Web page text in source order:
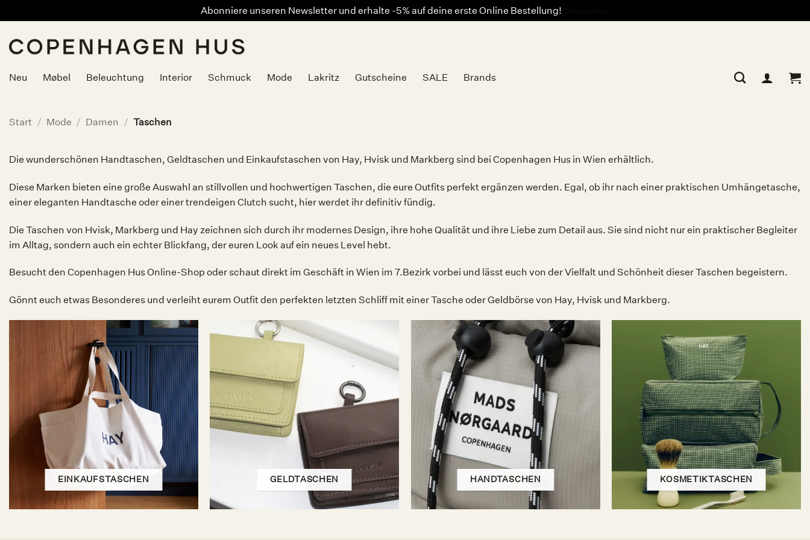
Abonniere unseren Newsletter und erhalte -5% auf deine erste Online Bestellung!
Inhalt
springen
Neu
Møbel Beleuchtung Interior Schmuck Mode Lakritz Gutscheine SALE Brands
Start / Mode / Damen / Taschen
Die wunderschönen Handtaschen, Geldtaschen und Einkaufstaschen von Hay, Hvisk und Markberg sind bei Copenhagen Hus in Wien erhältlich.
Diese Marken bieten eine große Auswahl an stillvollen und hochwertigen Taschen, die eure Outfits perfekt ergänzen werden. Egal, ob ihr nach einer praktischen Umhängetasche,
einer eleganten Handtasche oder einer trendeigen Clutch sucht, hier werdet ihr definitiv fündig.
Die Taschen von Hvisk, Markberg und Hay zeichnen sich durch ihr modernes Design, ihre hohe Qualität und ihre Liebe zum Detail aus. Sie sind nicht nur ein praktischer Begleiter
im Alltag, sondern auch ein echter Blickfang, der euren Look auf ein neues Level hebt.
Besucht den Copenhagen Hus Online-Shop oder schaut direkt im Geschäft in Wien im 7.Bezirk vorbei und lässt euch von der Vielfalt und Schönheit dieser Taschen begeistern.
Gönnt euch etwas Besonderes und verleiht eurem Outfit den perfekten letzten Schliff mit einer Tasche oder Geldbörse von Hay, Hvisk und Markberg.
EINKAUFSTASCHEN GELDTASCHEN HANDTASCHEN KOSMETIKTASCHEN